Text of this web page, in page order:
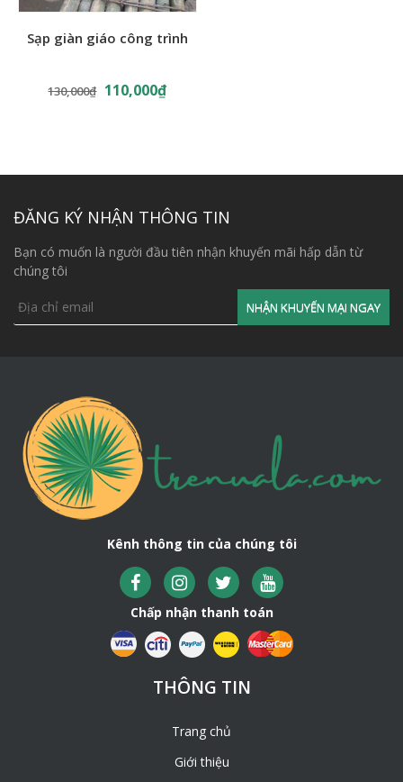
Đặc điểm của sạp tre
Trong thi công xây dựng hiện nay, người ta sử dụng rất
nhiều công cụ, giải pháp hiện đại để tối ưu sự an toàn và
hiệu quả trong quá trình thi công. Tuy nhiên, các vật liệu
tự nhiên vẫn luôn giữ một vai trò rất quan trọng không
thể thay thế. Một trong số đó phải kể tới Sạp tre – Bè
giáo tre. Nó xuất hiện ở hầu hết các công trình xây dựng
lớn nhỏ trên cả nước, vì những ưu điểm vượt trội của nó
so với các loại vật liệu khác như:
– Tính nhẹ, dễ mang vác, xoay sở trong điều kiện thi
công chật hẹp, thi công trên cao…
– Tính bền trắc. Sạp tre có thể tái sử dụng nhiều lần
– Vận chuyển gọn nhẹ, dễ dàng
Sạp giàn giáo công trình
130,000₫ 110,000₫
ĐĂNG KÝ NHẬN THÔNG TIN
Bạn có muốn là người đầu tiên nhận khuyến mãi hấp dẫn từ
chúng tôi
Kênh thông tin của chúng tôi
Chấp nhận thanh toán
THÔNG TIN
Trang chủ
Giới thiệu